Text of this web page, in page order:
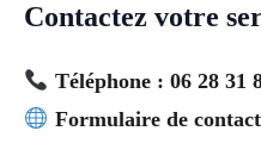
Contactez votre
Téléphone : 06 28 31
Formulaire de contact